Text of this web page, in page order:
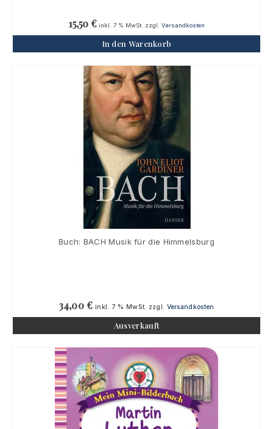
15,50 € inkl. 7 % MwSt. zzgl. Versandkosten
In den Warenkorb
Buch: BACH Musik für die Himmelsburg
34,00 € inkl. 7 % MwSt. zzgl. Versandkosten
Ausverkauft